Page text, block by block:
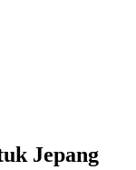
Jepang